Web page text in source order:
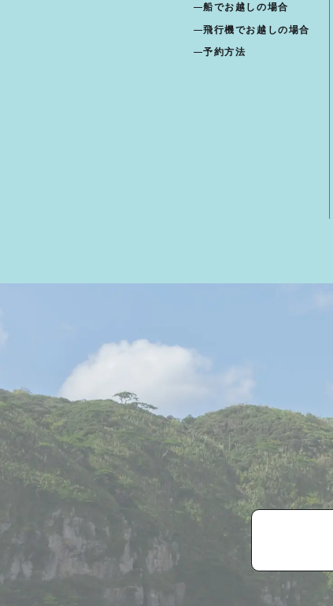
船でお越しの場合
飛行機でお越しの場合
予約方法